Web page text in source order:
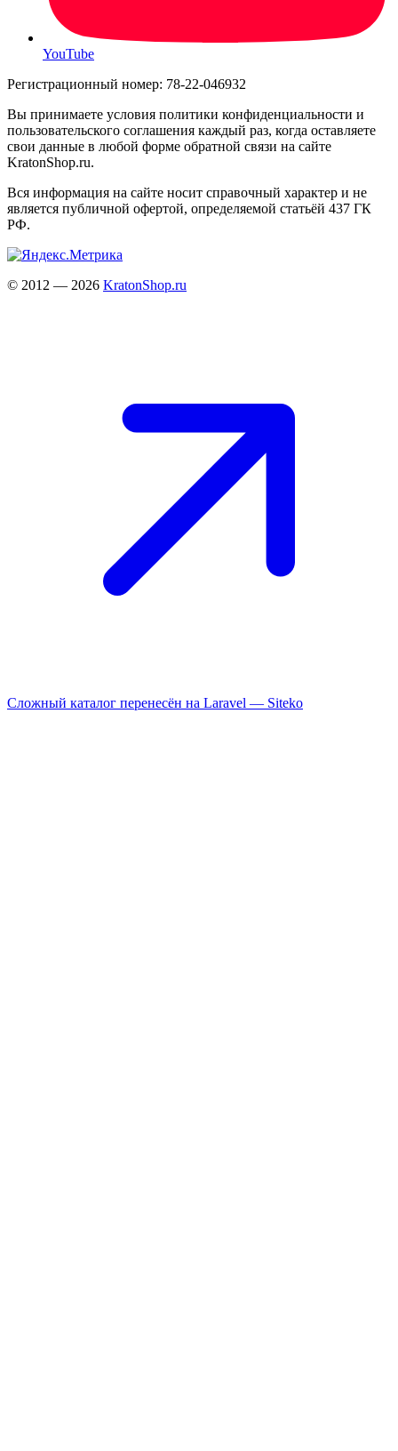
YouTube
Регистрационный номер: 78-22-046932
Вы принимаете условия политики конфиденциальности и
пользовательского соглашения каждый раз, когда оставляете
свои данные в любой форме обратной связи на сайте
KratonShop.ru.
Вся информация на сайте носит справочный характер и не
является публичной офертой, определяемой статьёй 437 ГК
РФ.
© 2012 — 2026 KratonShop.ru
Сложный каталог перенесён на Laravel — Siteko